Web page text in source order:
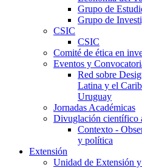
Grupo de
Grupo de
CSIC
CSIC
Comité de ética en
Eventos y
Red sobre
Latina y el
Uruguay
Jornadas Académicas
Divuglación científico
Contexto -
y política
Extensión
Unidad de Extensión